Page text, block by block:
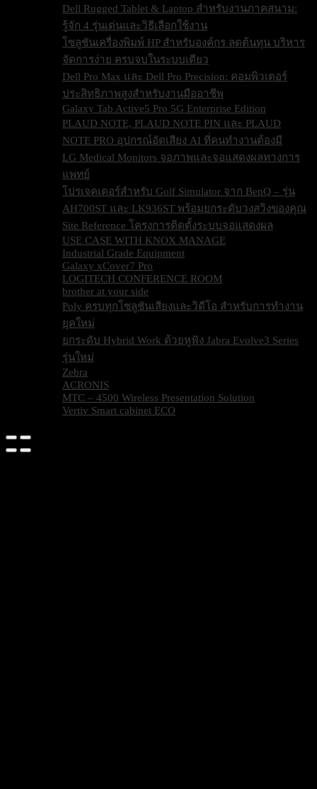
Dell Rugged Tablet & Laptop สำหรับงานภาคสนาม:
รู้จัก 4 รุ่นเด่นและวิธีเลือกใช้งาน
โซลูชันเครื่องพิมพ์ HP สำหรับองค์กร ลดต้นทุน บริหาร
จัดการง่าย ครบจบในระบบเดียว
Dell Pro Max และ Dell Pro Precision: คอมพิวเตอร์
ประสิทธิภาพสูงสำหรับงานมืออาชีพ
Galaxy Tab Active5 Pro 5G Enterprise Edition
PLAUD NOTE, PLAUD NOTE PIN และ PLAUD
NOTE PRO อุปกรณ์อัดเสียง AI ที่คนทำงานต้องมี
LG Medical Monitors จอภาพและจอแสดงผลทางการ
แพทย์
โปรเจคเตอร์สำหรับ Golf Simulator จาก BenQ – รุ่น
AH700ST และ LK936ST พร้อมยกระดับวงสวิงของคุณ
Site Reference โครงการติดตั้งระบบจอแสดงผล
USE CASE WITH KNOX MANAGE
Industrial Grade Equipment
Galaxy xCover7 Pro
LOGITECH CONFERENCE ROOM
brother at your side
Poly ครบทุกโซลูชันเสียงและวิดีโอ สำหรับการทำงาน
ยุคใหม่
ยกระดับ Hybrid Work ด้วยหูฟัง Jabra Evolve3 Series
รุ่นใหม่
Zebra
ACRONIS
MTC – 4500 Wireless Presentation Solution
Vertiv Smart cabinet ECO